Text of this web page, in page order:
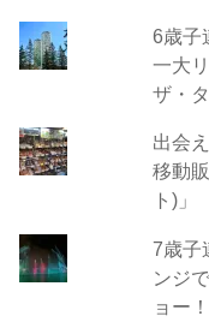
6歳子
一大
ザ・
出会
移動
ト)」
7歳子
ンジ
ョー